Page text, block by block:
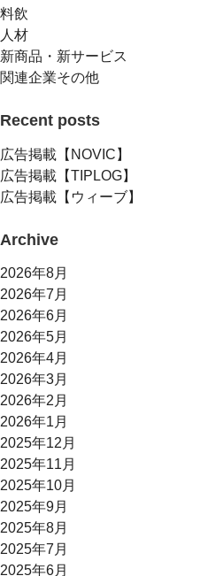
料飲
人材
新商品・新サービス
関連企業その他
Recent posts
広告掲載【NOVIC】
広告掲載【TIPLOG】
広告掲載【ウィーブ】
Archive
2026年8月
2026年7月
2026年6月
2026年5月
2026年4月
2026年3月
2026年2月
2026年1月
2025年12月
2025年11月
2025年10月
2025年9月
2025年8月
2025年7月
2025年6月